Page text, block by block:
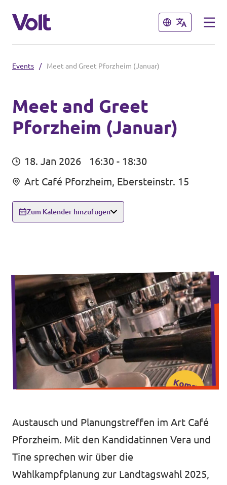
Schließen
Volt in Baden-Württemberg
Lokale Teams
Volt in Deutschland
Website
Volt in deinem Bundesland
Volt Deutschland Merchandise Shop
Schließen
Programm
Menschen
Neuigkeiten
Mache bei uns mit!
Deine Spende für Volt!
Jobs bei Volt
Transparenz
Events / Meet and Greet Pforzheim (Januar)
Meet and Greet
Pforzheim (Januar)
18. Jan 2026
16:30 - 18:30
Art Café Pforzheim, Ebersteinstr. 15
Zum Kalender hinzufügen
Austausch und Planungstreffen im Art Café
Pforzheim. Mit den Kandidatinnen Vera und
Tine sprechen wir über die
Wahlkampfplanung zur Landtagswahl 2025,